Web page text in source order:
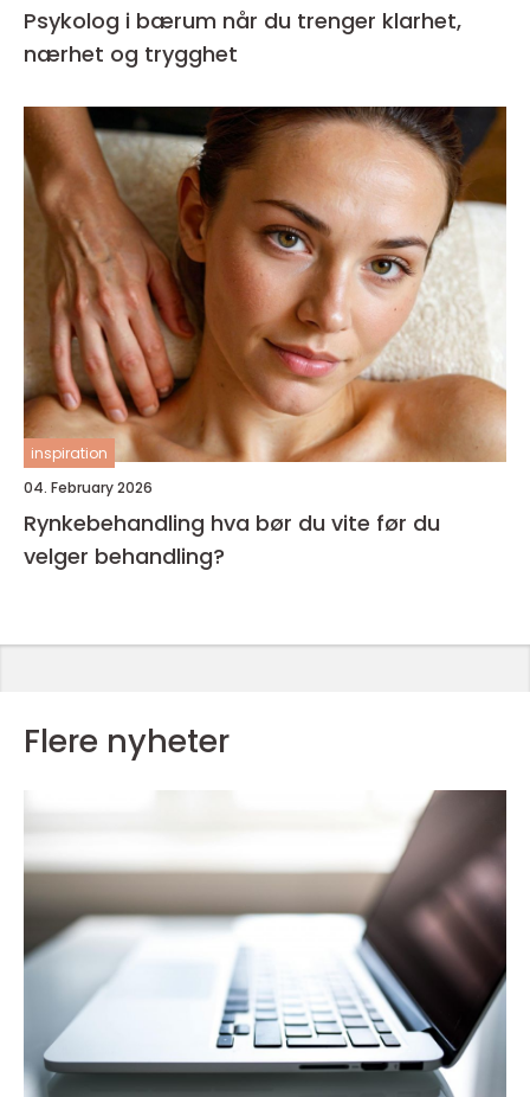
Psykolog i bærum når du trenger klarhet,
nærhet og trygghet
inspiration
04. February 2026
Rynkebehandling hva bør du vite før du
velger behandling?
Flere nyheter